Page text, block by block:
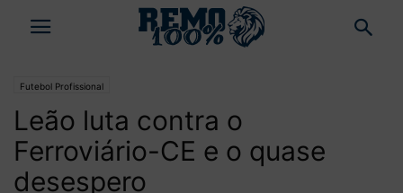
Futebol Profissional
Leão luta contra o
Ferroviário-CE e o quase
desespero